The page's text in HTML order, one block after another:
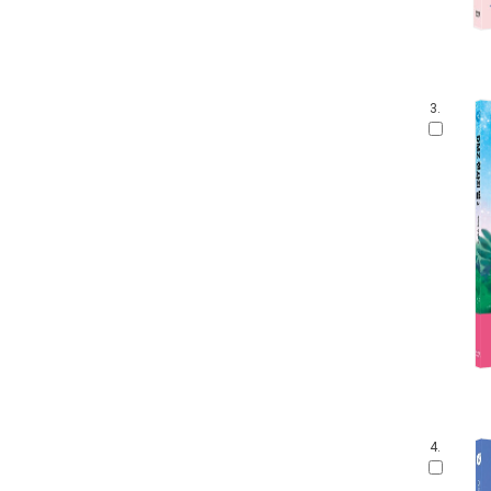
3.
4.